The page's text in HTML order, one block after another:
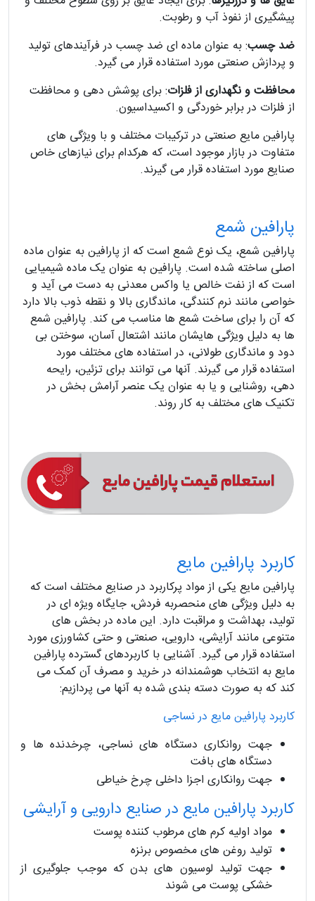
پیشگیری از نفوذ آب و رطوبت.
ضد چسب: به عنوان ماده ای ضد چسب در فرآیندهای تولید
و پردازش صنعتی مورد استفاده قرار می گیرد.
محافظت و نگهداری از فلزات: برای پوشش دهی و محافظت
از فلزات در برابر خوردگی و اکسیداسیون.
پارافین مایع صنعتی در ترکیبات مختلف و با ویژگی های
متفاوت در بازار موجود است، که هرکدام برای نیازهای خاص
صنایع مورد استفاده قرار می گیرند.
پارافین شمع
پارافین شمع، یک نوع شمع است که از پارافین به عنوان ماده
اصلی ساخته شده است. پارافین به عنوان یک ماده شیمیایی
است که از نفت خالص یا واکس معدنی به دست می‌ آید و
خواصی مانند نرم‌ کنندگی، ماندگاری بالا و نقطه ذوب بالا دارد
که آن را برای ساخت شمع‌ ها مناسب می‌ کند. پارافین شمع‌
ها به دلیل ویژگی‌ هایشان مانند اشتعال آسان، سوختن بی‌
دود و ماندگاری طولانی، در استفاده‌ های مختلف مورد
استفاده قرار می‌ گیرند. آنها می‌ توانند برای تزئین، رایحه‌
دهی، روشنایی و یا به عنوان یک عنصر آرامش‌ بخش در
تکنیک‌ های مختلف به کار روند.
کاربرد پارافین مایع
پارافین مایع یکی از مواد پرکاربرد در صنایع مختلف است که
به‌ دلیل ویژگی‌ های منحصر‌به‌ فردش، جایگاه ویژه‌ ای در
تولید، بهداشت و مراقبت دارد. این ماده در بخش‌ های
متنوعی مانند آرایشی، دارویی، صنعتی و حتی کشاورزی مورد
استفاده قرار می‌ گیرد. آشنایی با کاربردهای گسترده پارافین
مایع به انتخاب هوشمندانه‌ در خرید و مصرف آن کمک می‌
کند که به صورت دسته بندی شده به آنها می پردازیم:
کاربرد پارافین مایع در نساجی
جهت روانکاری دستگاه های نساجی، چرخدنده ها و
دستگاه های بافت
جهت روانکاری اجزا داخلی چرخ خیاطی
کاربرد پارافین مایع در صنایع دارویی و آرایشی
مواد اولیه کرم های مرطوب کننده پوست
تولید روغن های مخصوص برنزه
جهت تولید لوسیون های بدن که موجب جلوگیری از
خشکی پوست می شوند